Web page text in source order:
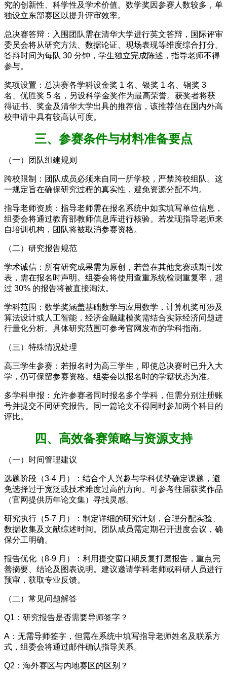
究的创新性、科学性及学术价值。数学奖因参赛人数较多，单
独设立东部赛区以提升评审效率。
总决赛答辩：入围团队需在清华大学进行英文答辩，国际评审
委员会将从研究方法、数据论证、现场表现等维度综合打分。
答辩时间为每队 30 分钟，学生独立完成陈述，指导老师不得
参与。
奖项设置：总决赛各学科设金奖 1 名、银奖 1 名、铜奖 3
名、优胜奖 5 名，另设科学金奖作为最高荣誉。获奖者将获
得证书、奖金及清华大学出具的推荐信，该推荐信在国内外高
校申请中具有较高认可度。
三、参赛条件与材料准备要点
（一）团队组建规则
跨校限制：团队成员必须来自同一所学校，严禁跨校组队。这
一规定旨在确保研究过程的真实性，避免资源分配不均。
指导老师资质：指导老师需在报名系统中如实填写单位信息，
组委会将通过教育部教师信息库进行核验。若发现指导老师来
自培训机构，团队将被取消参赛资格。
（二）研究报告规范
学术诚信：所有研究成果需为原创，若曾在其他竞赛或期刊发
表，需在报名时声明。组委会将使用查重系统检测重复率，超
过 30% 的报告将被直接淘汰。
学科范围：数学奖涵盖基础数学与应用数学，计算机奖可涉及
算法设计或人工智能，经济金融建模奖需结合实际经济问题进
行量化分析。具体研究范围可参考官网发布的学科指南。
（三）特殊情况处理
高三学生参赛：若报名时为高三学生，即使总决赛时已升入大
学，仍可保留参赛资格。组委会以报名时的学籍状态为准。
多学科申报：允许参赛者同时报名多个学科，但需分别注册账
号并提交不同研究报告。同一篇论文不得同时参加两个科目的
评比。
四、高效备赛策略与资源支持
（一）时间管理建议
选题阶段（3-4 月）：结合个人兴趣与学科优势确定课题，避
免选择过于宽泛或技术难度过高的方向。可参考往届获奖作品
（官网提供历年论文集）寻找灵感。
研究执行（5-7 月）：制定详细的研究计划，合理分配实验、
数据收集及文献综述时间。团队成员需定期召开进度会议，确
保分工明确。
报告优化（8-9 月）：利用提交窗口期反复打磨报告，重点完
善摘要、结论及图表说明。建议邀请学科老师或科研人员进行
预审，获取专业反馈。
（二）常见问题解答
Q1：研究报告是否需要导师签字？
A：无需导师签字，但需在系统中填写指导老师姓名及联系方
式，组委会将通过邮件确认指导关系。
Q2：海外赛区与内地赛区的区别？